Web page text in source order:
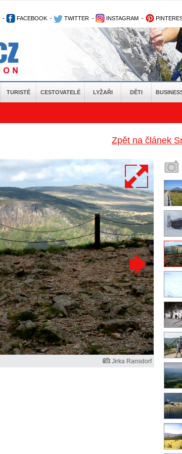
- FACEBOOK - TWITTER - INSTAGRAM -
TURISTÉ CESTOVATELÉ LYŽAŘI DĚTI
Zpět na článek
Jirka Ransdorf